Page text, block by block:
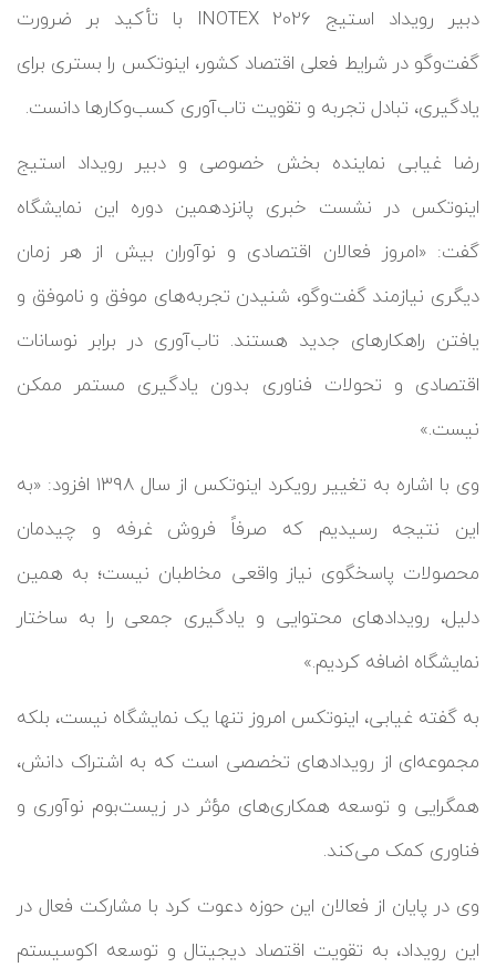
دبیر رویداد استیج INOTEX 2026 با تأکید بر ضرورت
گفت‌وگو در شرایط فعلی اقتصاد کشور، اینوتکس را بستری برای
یادگیری، تبادل تجربه و تقویت تاب‌آوری کسب‌وکارها دانست.
رضا غیابی نماینده بخش خصوصی و دبیر رویداد استیج
اینوتکس در نشست خبری پانزدهمین دوره این نمایشگاه
گفت: «امروز فعالان اقتصادی و نوآوران بیش از هر زمان
دیگری نیازمند گفت‌وگو، شنیدن تجربه‌های موفق و ناموفق و
یافتن راهکارهای جدید هستند. تاب‌آوری در برابر نوسانات
اقتصادی و تحولات فناوری بدون یادگیری مستمر ممکن
نیست.»
وی با اشاره به تغییر رویکرد اینوتکس از سال ۱۳۹۸ افزود: «به
این نتیجه رسیدیم که صرفاً فروش غرفه و چیدمان
محصولات پاسخگوی نیاز واقعی مخاطبان نیست؛ به همین
دلیل، رویدادهای محتوایی و یادگیری جمعی را به ساختار
نمایشگاه اضافه کردیم.»
به گفته غیابی، اینوتکس امروز تنها یک نمایشگاه نیست، بلکه
مجموعه‌ای از رویدادهای تخصصی است که به اشتراک دانش،
همگرایی و توسعه همکاری‌های مؤثر در زیست‌بوم نوآوری و
فناوری کمک می‌کند.
وی در پایان از فعالان این حوزه دعوت کرد با مشارکت فعال در
این رویداد، به تقویت اقتصاد دیجیتال و توسعه اکوسیستم